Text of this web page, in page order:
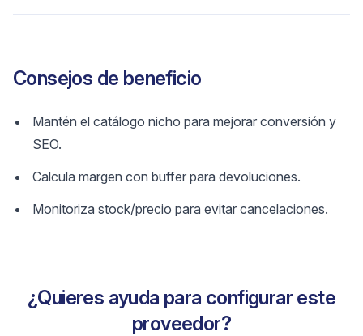
Consejos de beneficio
Mantén el catálogo nicho para mejorar conversión y
SEO.
Calcula margen con buffer para devoluciones.
Monitoriza stock/precio para evitar cancelaciones.
¿Quieres ayuda para configurar este
proveedor?